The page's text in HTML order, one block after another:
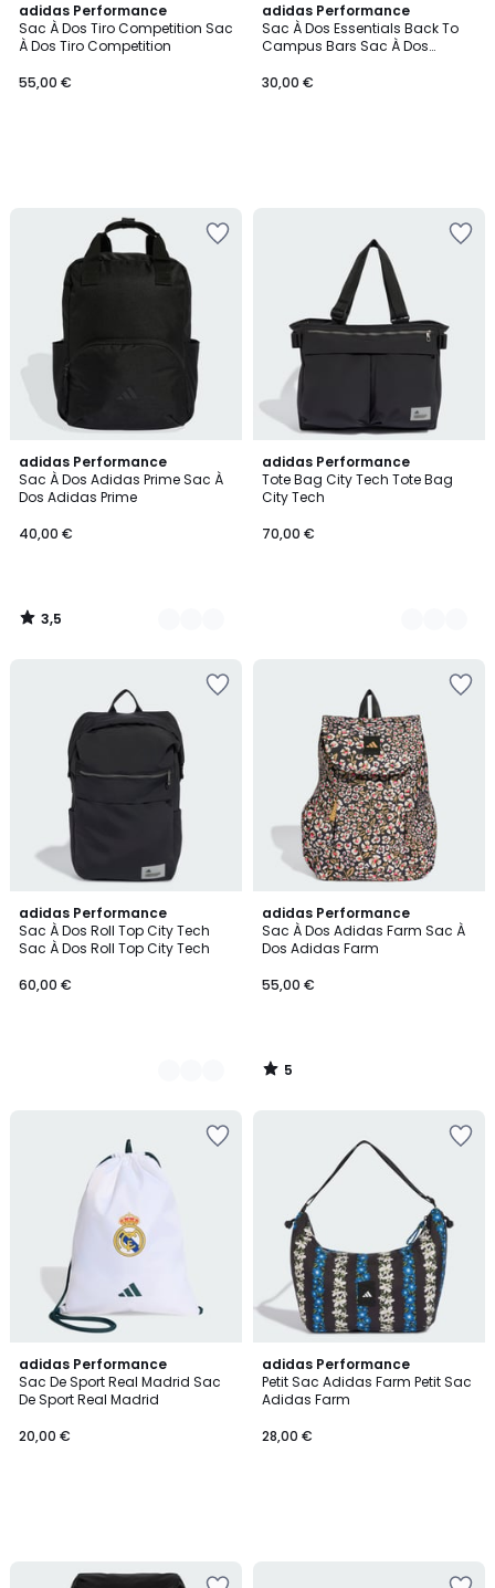
adidas Performance
Sac À Dos Tiro Competition Sac
À Dos Tiro Competition
55,00 €
adidas Performance
Sac À Dos Essentials Back To
Campus Bars Sac À Dos
Bars
30,00 €
adidas Performance
Sac À Dos Adidas Prime Sac À
Dos Adidas Prime
40,00 €
3,5
/ 5
3
Couleurs
3,5
/
adidas Performance
Tote Bag City Tech Tote Bag
City Tech
70,00 €
2
Couleurs
adidas Performance
Sac À Dos Roll Top City Tech
Sac À Dos Roll Top City Tech
60,00 €
2
Couleurs
adidas Performance
Sac À Dos Adidas Farm Sac À
Dos Adidas Farm
55,00 €
5
/
5
5
/
adidas Performance
Sac De Sport Real Madrid Sac
De Sport Real Madrid
20,00 €
adidas Performance
Petit Sac Adidas Farm Petit Sac
Adidas Farm
28,00 €